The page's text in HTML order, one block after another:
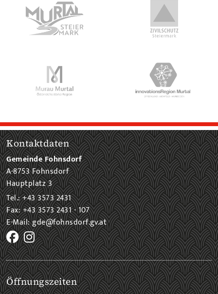
Kontaktdaten
Gemeinde Fohnsdorf
A-8753 Fohnsdorf
Hauptplatz 3
Tel.: +43 3573 2431
Fax: +43 3573 2431 - 107
E-Mail: gde@fohnsdorf.gv.at
Öffnungszeiten